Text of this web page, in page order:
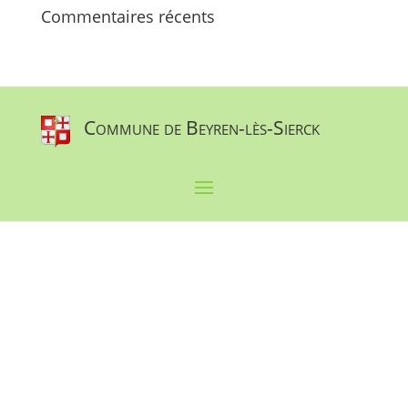
Commentaires récents
Commune de Beyren-lès-Sierck